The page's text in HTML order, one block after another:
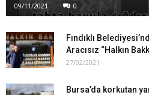
09/11/2021 0
Fındıklı
Aracısız “Halkın
27/02/2021
Bursa’da korkutan